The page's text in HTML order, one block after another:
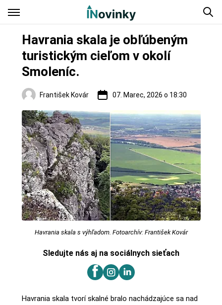
Havrania skala je obľúbeným
turistickým cieľom v okolí
Smoleníc.
František Kovár 07. Marec, 2026 o 18:30
Regióny
Havrania skala s výhľadom. Fotoarchív: František Kovár
Sledujte nás aj na sociálnych sieťach
Havrania skala tvorí skalné bralo nachádzajúce sa nad